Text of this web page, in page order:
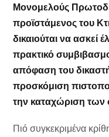
Μονομελούς
προϊστάμενος του
δικαιούται να ασκεί
πρακτικό
απόφαση του
προσκόμιση
την καταχώριση
Πιό συγκεκριμένα